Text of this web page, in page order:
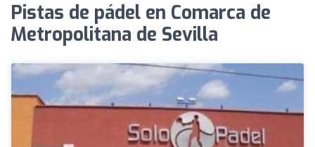
Pistas de pádel en Comarca de
Metropolitana de Sevilla